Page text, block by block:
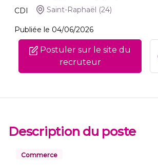
CDI Saint-Raphaël (24)
Publiée le 04/06/2026
Postuler sur le site du
recruteur
Description du poste
Commerce